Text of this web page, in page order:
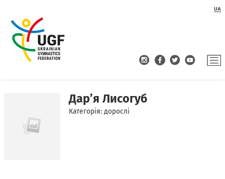
UA
Дар’я Лисогуб
Категорія: дорослі